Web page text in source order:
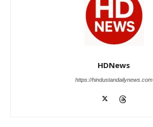
HDNews
https://hindustandailynews.com